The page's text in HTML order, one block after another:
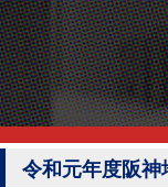
令和元年度阪